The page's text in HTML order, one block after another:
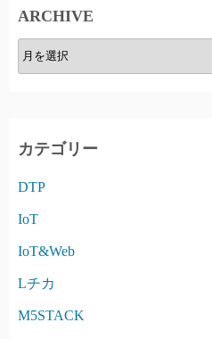
ARCHIVE
A
R
E
カテゴリー
DTP
IoT
IoT&Web
Lチカ
M5STACK